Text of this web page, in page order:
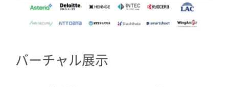
バーチャル展示